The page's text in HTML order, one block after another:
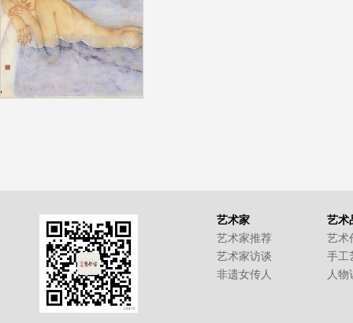
艺术家
艺术家推荐
艺术家访谈
非遗女传人
艺术
艺术
手工
人物